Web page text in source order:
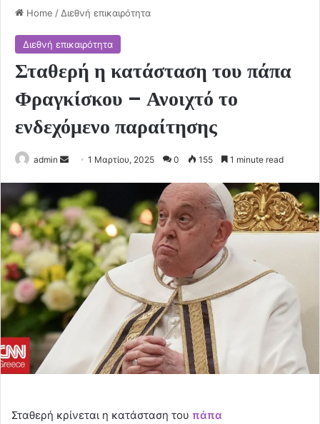
Home / Διεθνή επικαιρότητα
Διεθνή επικαιρότητα
Σταθερή η κατάσταση του πάπα
Φραγκίσκου – Ανοιχτό το
ενδεχόμενο παραίτησης
admin
Send
email
1 Μαρτίου, 2025 0 155 1 minute read
Σταθερή κρίνεται η κατάσταση του πάπα